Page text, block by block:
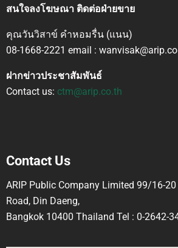
สนใจลงโฆษณา ติดต่อฝ่ายขาย
คุณวันวิสาข์ คำหอมรื่น (แนน)
08-1668-2221 email :
ฝากข่าวประชาสัมพันธ์
Contact us: ctm@arip.co.th
Contact Us
ARIP Public Company Limited 99/16-
Road, Din Daeng,
Bangkok 10400 Thailand Tel : 0-2642-